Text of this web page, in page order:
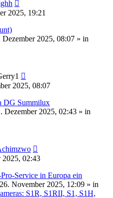
2025, 19:21
2025, 08:07 » in
2025, 08:07
DG Summilux
Dezember 2025, 02:43 » in
2025, 02:43
Service in Europa ein
November 2025, 12:09 » in
S1R, S1RII, S1, S1H,